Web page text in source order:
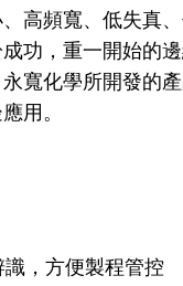
高頻寬、低失真
功，重一開始的
寬化學所開發的
用。
，方便製程管控